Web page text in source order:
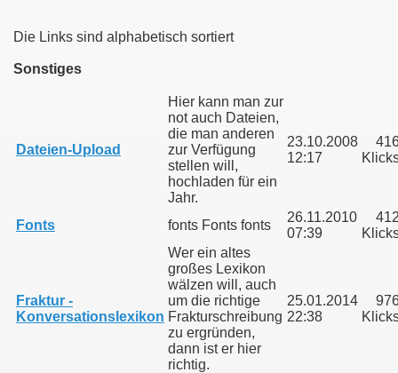
Die Links sind alphabetisch sortiert
Sonstiges
Dateien-Upload
Hier kann man zur
not auch Dateien,
die man anderen
zur Verfügung
stellen will,
hochladen für ein
Jahr.
23.10.2008
12:17
Fonts fonts Fonts fonts
26.11.2010
07:39
Fraktur -
Konversationslexikon
Wer ein altes
großes Lexikon
wälzen will, auch
um die richtige
Frakturschreibung
zu ergründen,
dann ist er hier
richtig.
25.01.2014
22:38